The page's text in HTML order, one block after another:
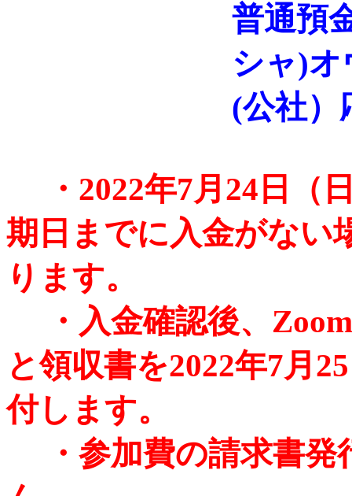
普通預金
シャ)オウヨウ
(公社）応用
・2022年7月24日
期日までに入金がない
ります。
・入金確認後、
と領収書を2022年7月
付します。
・参加費の請求書発